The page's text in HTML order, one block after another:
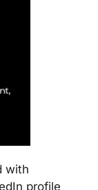
with
profile